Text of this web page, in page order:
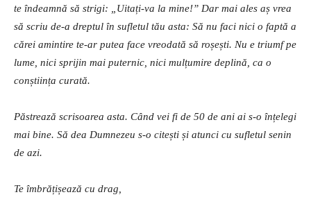
te îndeamnă să strigi: „Uitați-va la mine!” Dar mai ales aș vrea
să scriu de-a dreptul în sufletul tău asta: Să nu faci nici o faptă a
cărei amintire te-ar putea face vreodată să roșești. Nu e triumf pe
lume, nici sprijin mai puternic, nici mulțumire deplină, ca o
conștiința curată.
Păstrează scrisoarea asta. Când vei fi de 50 de ani ai s-o înțelegi
mai bine. Să dea Dumnezeu s-o citești și atunci cu sufletul senin
de azi.
Te îmbrățișează cu drag,